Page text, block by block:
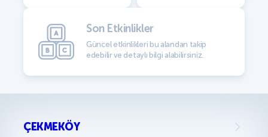
Son Etkinlikler
Güncel etkinlikleri bu alandan takip
edebilir ve detaylı bilgi alabilirsiniz.
ÇEKMEKÖY